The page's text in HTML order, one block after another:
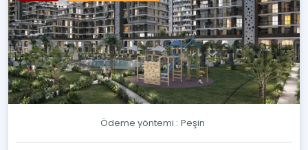
Ödeme yöntemi : Peşin